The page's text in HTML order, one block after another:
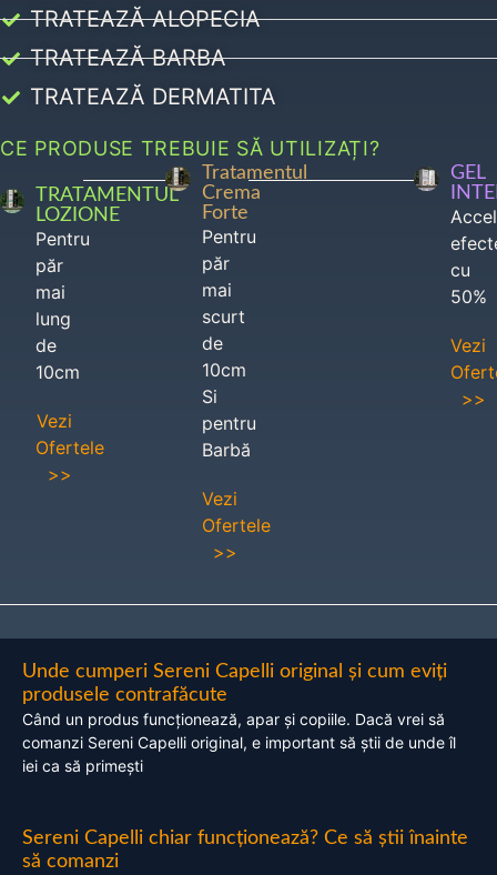
TRATEAZĂ ALOPECIA
TRATEAZĂ BARBA
TRATEAZĂ DERMATITA
CE PRODUSE TREBUIE SĂ UTILIZAȚI?
TRATAMENTUL
LOZIONE
Pentru
păr
mai
lung
de
10cm
Vezi
Ofertele
>>
Tratamentul
Crema
Forte
Pentru
păr
mai
scurt
de
10cm
Si
pentru
Barbă
Vezi
Ofertele
>>
GEL
cu
50%
Vezi
>>
Unde cumperi Sereni Capelli original și cum eviți
produsele contrafăcute
Când un produs funcționează, apar și copiile. Dacă vrei să
comanzi Sereni Capelli original, e important să știi de unde îl
iei ca să primești
Sereni Capelli chiar funcționează? Ce să știi înainte
să comanzi